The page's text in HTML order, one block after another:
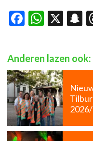
Facebook
X
Anderen lazen ook: